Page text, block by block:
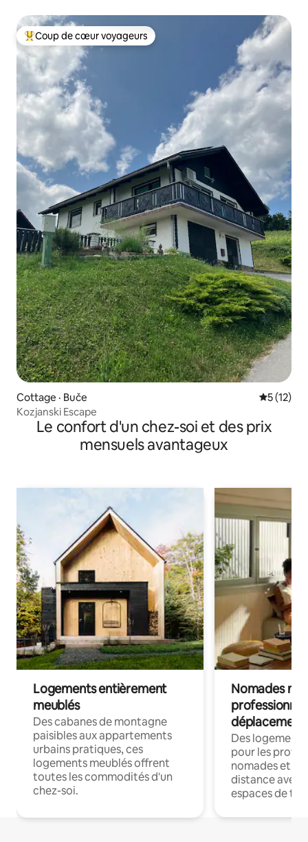
Coup de cœur voyageurs parmi les plus aimés
Coup de cœur voyageurs
Cottage · Buče Note
5 (12)
Kozjanski Escape
Le confort d'un chez-soi et des prix
mensuels avantageux
Logements entièrement
meublés
Des cabanes de montagne
paisibles aux appartements
urbains pratiques, ces
logements meublés offrent
toutes les commodités d'un
chez-soi.
Nomades
déplacement
Des
pour les
nomades et
distance avec
espaces de